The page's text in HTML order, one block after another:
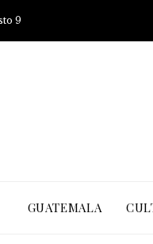
9
GUATEMALA